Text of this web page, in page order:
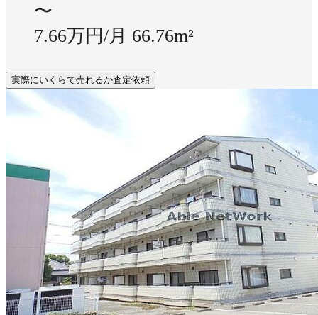
〜
7.66万円/月 66.76m²
実際にいくらで売れるか査定依頼